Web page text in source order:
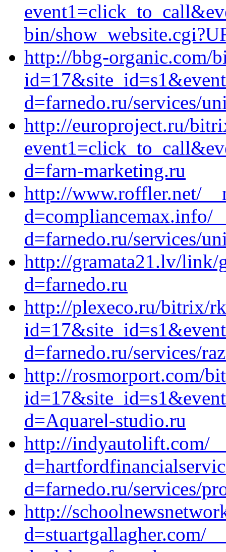
bin/
http://bbg-organic.com/
d=farnedo.ru/services/
http://europroject.ru/
d=farn-marketing.ru
http://www.roffler.net/
d=compliancemax.info/
d=farnedo.ru/services/
http://gramata21.lv/link/
d=farnedo.ru
http://plexeco.ru/bitrix/
d=farnedo.ru/services/
http://rosmorport.com/
d=Aquarel-studio.ru
http://indyautolift.com/
d=farnedo.ru/services/
http://
d=stuartgallagher.com/